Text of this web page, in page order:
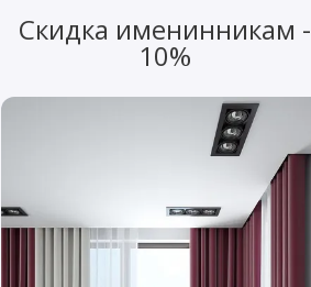
Скидка именинникам -
10%